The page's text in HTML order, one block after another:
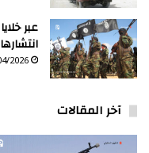
عبر
2026
آخر المقالات